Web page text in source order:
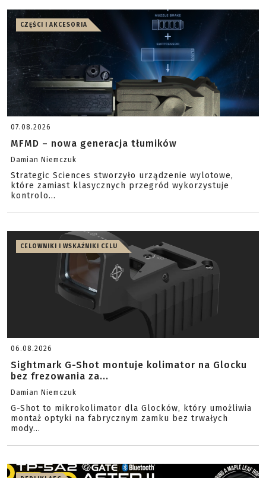
CZĘŚCI I AKCESORIA
07.08.2026
MFMD – nowa generacja tłumików
Damian Niemczuk
Strategic Sciences stworzyło urządzenie wylotowe,
które zamiast klasycznych przegród wykorzystuje
kontrolo...
CELOWNIKI I WSKAŹNIKI CELU
06.08.2026
Sightmark G-Shot montuje kolimator na Glocku
bez frezowania za...
Damian Niemczuk
G-Shot to mikrokolimator dla Glocków, który umożliwia
montaż optyki na fabrycznym zamku bez trwałych
mody...